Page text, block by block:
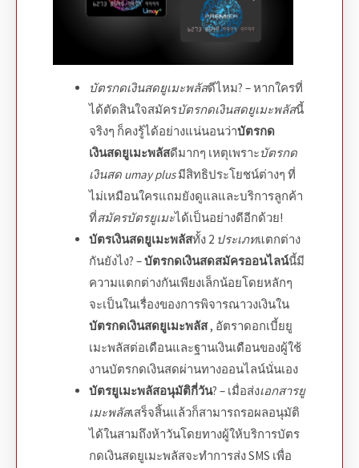
บัตรกดเงินสดยูเมะพลัสดีไหม? – หากใครที่
ได้ตัดสินใจสมัครบัตรกดเงินสดยูเมะพลัสนี้
จริงๆ ก็คงรู้ได้อย่างแน่นอนว่าบัตรกด
เงินสดยูเมะพลัสดีมากๆ เหตุเพราะบัตรกด
เงินสด umay plusมีสิทธิประโยชน์ต่างๆ ที่
ไม่เหมือนใครแถมยังดูแลและบริการลูกค้า
ที่สมัครบัตรยูเมะได้เป็นอย่างดีอีกด้วย!
บัตรเงินสดยูเมะพลัสทั้ง 2 ประเภทแตกต่าง
กันยังไง? –บัตรกดเงินสดสมัครออนไลน์นี้มี
ความแตกต่างกันเพียงเล็กน้อยโดยหลักๆ
จะเป็นในเรื่องของการพิจารณาวงเงินใน
บัตรกดเงินสดยูเมะพลัส, อัตราดอกเบี้ยยู
เมะพลัสต่อเดือนและฐานเงินเดือนของผู้ใช้
งานบัตรกดเงินสดผ่านทางออนไลน์นั่นเอง
บัตรยูเมะพลัสอนุมัติกี่วัน? – เมื่อส่งเอกสารยู
เมะพลัสเสร็จสิ้นแล้วก็สามารถรอผลอนุมัติ
ได้ในสามถึงห้าวันโดยทางผู้ให้บริการบัตร
กดเงินสดยูเมะพลัสจะทำการส่ง SMS เพื่อ